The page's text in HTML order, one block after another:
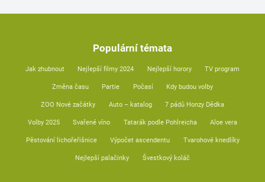
Populární témata
Jak zhubnout Nejlepší filmy 2024 Nejlepší horory TV program
Změna času Partie Počasí Kdy budou volby
ZOO Nové začátky Auto – katalog 7 pádů Honzy Dědka
Volby 2025 Svařené víno Tatarák podle Pohlreicha Aloe vera
Pěstování lichořeřišnice Výpočet ascendentu Tvarohové knedlíky
Nejlepší palačinky Švestkový koláč